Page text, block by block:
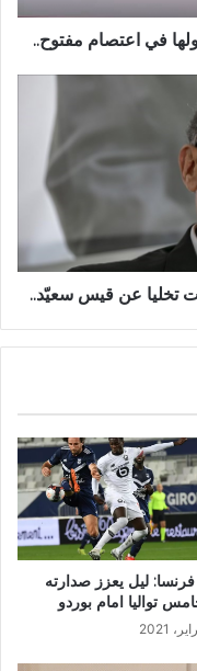
في اعتصام مفتوح..
تخليا عن قيس سعيّد..
ليل يعزز صدارته
تواليا امام بوردو